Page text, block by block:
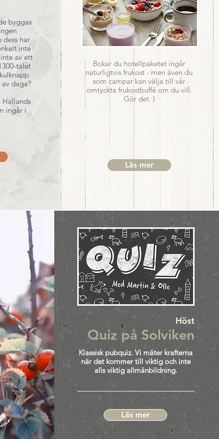
byggas
dess har
inte
av ett
talet
daga?
Hallands
ingår i
Bokar du hotellpaketet ingår
naturligtvis frukost - men även du
som campar kan välja till vår
omtyckta frukostbuffé om du vill.
Gör det :)
Läs mer
Höst
Quiz på Solviken
Klassisk pubquiz. Vi mäter krafterna
när det kommer till viktig och inte
alls viktig allmänbildning.
Läs mer